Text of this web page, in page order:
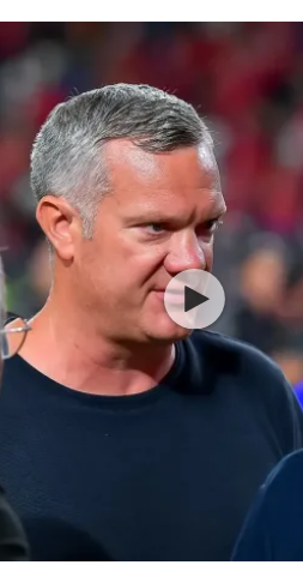
תל אביב
באר שבע
נתניה
יהודה
ליגה סינית
ליגה ברזילאית
ליגות נוספות